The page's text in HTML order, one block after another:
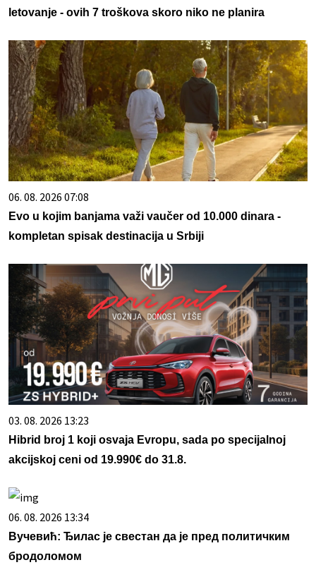
letovanje - ovih 7 troškova skoro niko ne planira
06. 08. 2026 07:08
Evo u kojim banjama važi vaučer od 10.000 dinara -
kompletan spisak destinacija u Srbiji
03. 08. 2026 13:23
Hibrid broj 1 koji osvaja Evropu, sada po specijalnoj
akcijskoj ceni od 19.990€ do 31.8.
06. 08. 2026 13:34
Вучевић: Ђилас је свестан да је пред политичким
бродоломом